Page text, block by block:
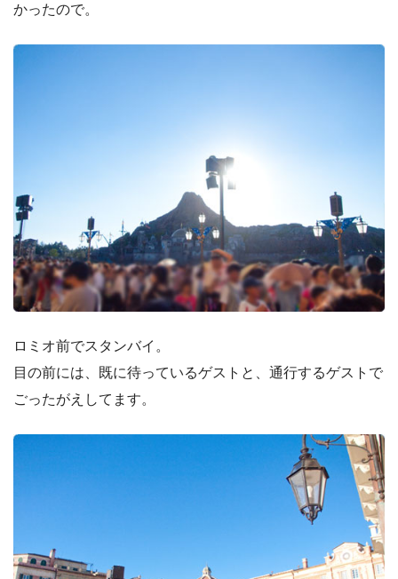
かったので。
ロミオ前でスタンバイ。
目の前には、既に待っているゲストと、通行するゲストで
ごったがえしてます。